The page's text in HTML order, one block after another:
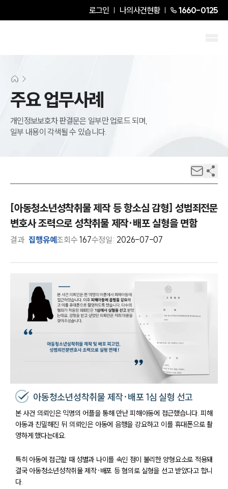
로그인 나의사건현황 1660-0125
주요 업무사례
개인정보보호차 판결문은 일부만 업로드 되며,
일부 내용이 각색될 수 있습니다.
[아동청소년성착취물 제작 등 항소심 감형] 성범죄전문
변호사 조력으로 성착취물 제작·배포 실형을 면함
결과 집행유예조회수167수정일: 2026-07-07
아동청소년성착취물 제작·배포 1심 실형 선고
본 사건 의뢰인은 익명의 어플을 통해 만난 피해아동에 접근했습니다. 피해
아동과 친밀해진 뒤 의뢰인은 아동에 음행을 강요하고 이를 휴대폰으로 촬
영하게 했다는데요.
특히 아동에 접근할 때 성별과 나이를 속인 점이 불리한 양형요소로 적용돼
결국 아동청소년성착취물 제작·배포 등 혐의로 실형을 선고 받았다고 합니
다.